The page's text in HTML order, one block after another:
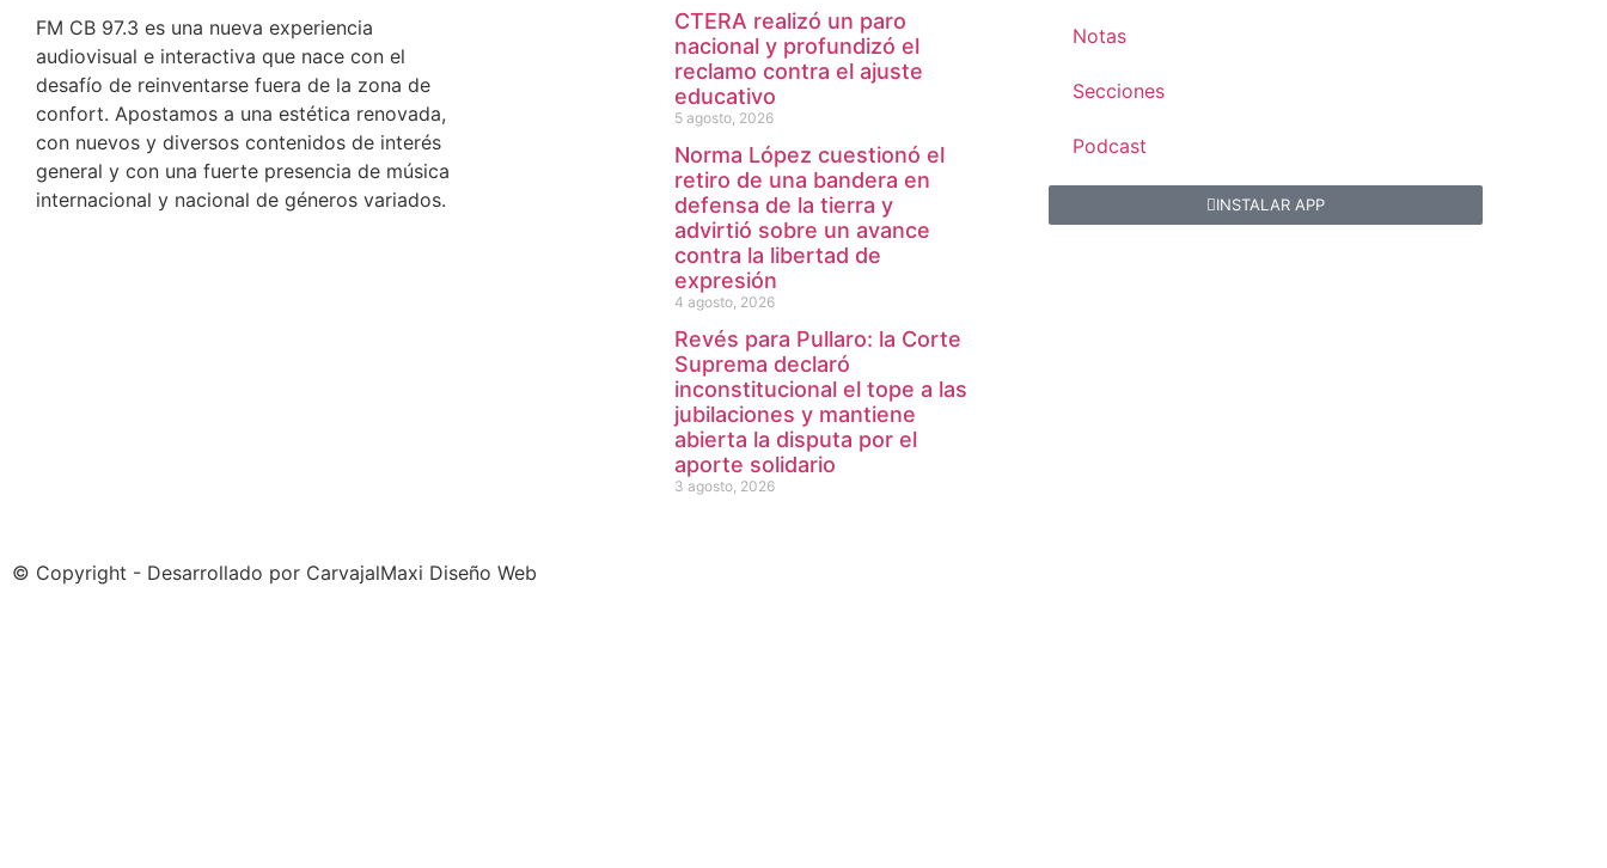
FM CB 97.3 es una nueva experiencia
audiovisual e interactiva que nace con el
desafío de reinventarse fuera de la zona de
confort. Apostamos a una estética renovada,
con nuevos y diversos contenidos de interés
general y con una fuerte presencia de música
internacional y nacional de géneros variados.
CTERA realizó un paro
nacional y profundizó el
reclamo contra el ajuste
educativo
5 agosto, 2026
Norma López cuestionó el
retiro de una bandera en
defensa de la tierra y
advirtió sobre un avance
contra la libertad de
expresión
4 agosto, 2026
Revés para Pullaro: la Corte
Suprema declaró
inconstitucional el tope a las
jubilaciones y mantiene
abierta la disputa por el
aporte solidario
3 agosto, 2026
Notas
Secciones
Podcast
INSTALAR APP
© Copyright - Desarrollado por CarvajalMaxi Diseño Web